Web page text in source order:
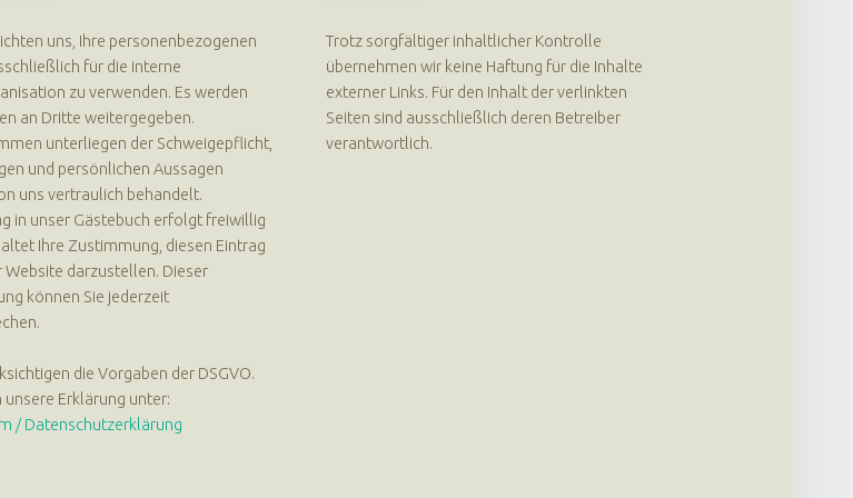
uns, Ihre personenbezogenen
für die interne
zu verwenden. Es werden
an Dritte weitergegeben.
unterliegen der Schweigepflicht,
und persönlichen Aussagen
uns vertraulich behandelt.
in unser Gästebuch erfolgt freiwillig
Ihre Zustimmung, diesen Eintrag
Website darzustellen. Dieser
können Sie jederzeit
die Vorgaben der DSGVO.
unsere Erklärung unter:
/ Datenschutzerklärung
Trotz sorgfältiger inhaltlicher Kontrolle
übernehmen wir keine Haftung für die Inhalte
externer Links. Für den Inhalt der verlinkten
Seiten sind ausschließlich deren Betreiber
verantwortlich.